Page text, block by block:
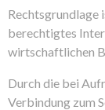
Rechtsgrundlage
berechtigtes
wirtschaftlichen
Durch die bei
Verbindung zum